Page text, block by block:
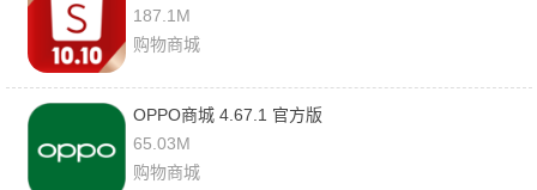
187.1M
购物商城
OPPO商城 4.67.1 官方版
65.03M
购物商城